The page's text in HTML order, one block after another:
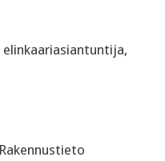
elinkaariasiantuntija,